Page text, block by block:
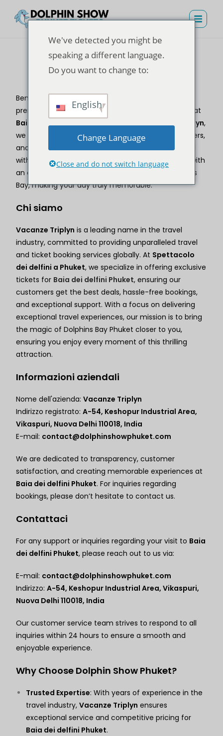
Dettagli aziendali
Benvenuti a
premier destination for unforgettable experiences at
Baia dei delfini Phuket. Managed byVacanze Triplyn,
we offer a seamless booking process, exclusive offers,
and world-class service to ensure every visit is filled
with adventure and joy. Our goal is to provide you with
an exceptional journey into the wonders of Dolphins
Bay, making your day truly memorable.
Chi siamo
Vacanze Triplyn is a leading name in the travel
industry, committed to providing unparalleled travel
and ticket booking services globally. At Spettacolo
dei delfini a Phuket, we specialize in offering exclusive
tickets for Baia dei delfini Phuket, ensuring our
customers get the best deals, hassle-free bookings,
and exceptional support. With a focus on delivering
exceptional travel experiences, our mission is to bring
the magic of Dolphins Bay Phuket closer to you,
ensuring you enjoy every moment of this thrilling
attraction.
Informazioni aziendali
Nome dell'azienda:Vacanze Triplyn
Indirizzo registrato:A-54, Keshopur Industrial Area,
Vikaspuri, Nuova Delhi 110018, India
E-mail: contact@dolphinshowphuket.com
We are dedicated to transparency, customer
satisfaction, and creating memorable experiences at
Baia dei delfini Phuket. For inquiries regarding
bookings, please don’t hesitate to contact us.
Contattaci
For any support or inquiries regarding your visit to Baia
dei delfini Phuket, please reach out to us via:
E-mail: contact@dolphinshowphuket.com
Indirizzo:A-54, Keshopur Industrial Area, Vikaspuri,
Nuova Delhi 110018, India
Our customer service team strives to respond to all
inquiries within 24 hours to ensure a smooth and
enjoyable experience.
Why Choose Dolphin Show Phuket?
Trusted Expertise: With years of experience in the
travel industry,Vacanze Triplyn ensures
exceptional service and competitive pricing for
Baia dei delfini Phuket.
We've detected you might be
speaking a different language.
Do you want to change to:
English
Change Language
Close and do not switch language